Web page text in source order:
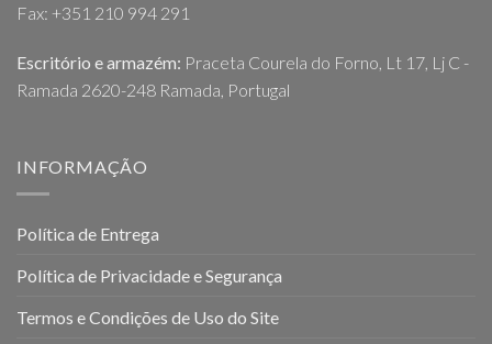
Fax: +351 210 994 291
Escritório e armazém: Praceta Courela do Forno, Lt 17, Lj C -
Ramada 2620-248 Ramada, Portugal
INFORMAÇÃO
Política de Entrega
Política de Privacidade e Segurança
Termos e Condições de Uso do Site